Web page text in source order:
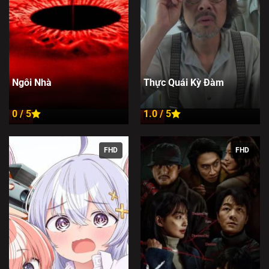
New
Ngôi Nhà
0 / 5 New
Thực Quái Kỳ Đàm
1.0 / 5
FHD FHD